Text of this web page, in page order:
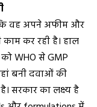
वह अपने अफीम और
कर रही है। हाल
WHO से GMP
बनी दवाओं की
सरकार का लक्ष्य है